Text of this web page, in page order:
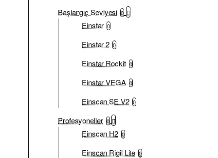
Başlangıç Seviyesi 0
Einstar 0
Einstar 2 0
Einstar Rockit 0
Einstar VEGA 0
Einscan SE V2 0
Profesyoneller 0
Einscan H2 0
Einscan Rigil Lite 0